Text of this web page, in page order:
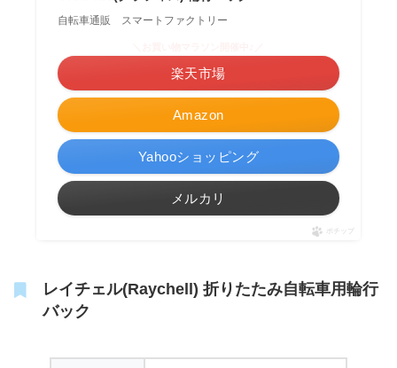
自転車通販 スマートファクトリー
Amazon
楽天市場
Yahooショッピング
メルカリ
ポチップ
レイチェル(Raychell) 折りたたみ自転車用輪行
バック